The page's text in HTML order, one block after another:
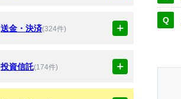
送金・決済(324件)
投資信託(174件)